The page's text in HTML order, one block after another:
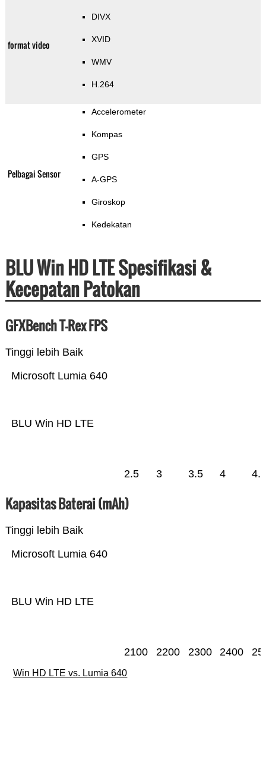
format video
DIVX
XVID
WMV
H.264
Pelbagai Sensor
Accelerometer
Kompas
GPS
A-GPS
Giroskop
Kedekatan
BLU Win HD LTE Spesifikasi &
Kecepatan Patokan
GFXBench T-Rex FPS
Tinggi lebih Baik
BLU Win HD LTE
Microsoft Lumia 640
2.5 3 3.5 4 4.5
Kapasitas Baterai (mAh)
Tinggi lebih Baik
BLU Win HD LTE
Microsoft Lumia 640
2100 2200 2300 2400
Win HD LTE vs. Lumia 640